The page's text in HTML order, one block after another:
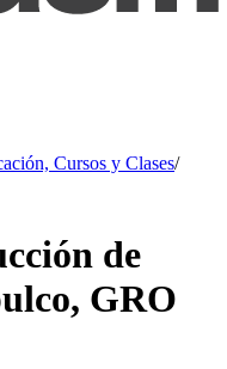
Cursos y Clases/
de
GRO